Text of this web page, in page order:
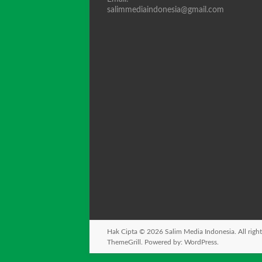
salimmediaindonesia@gmail.com
Hak Cipta © 2026 Salim Media Indonesia . All
ThemeGrill. Powered by: WordPress